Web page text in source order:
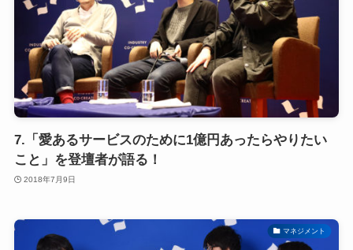
7.「愛あるサービスのために1億円あったらやりたい
こと」を登壇者が語る！
2018年7月9日
マネジメント